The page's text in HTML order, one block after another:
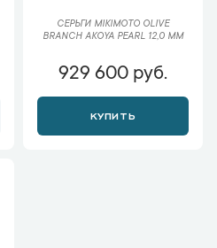
СЕРЬГИ MIKIMOTO OLIVE
BRANCH AKOYA PEARL 12,0 MM
929 600 руб.
КУПИТЬ